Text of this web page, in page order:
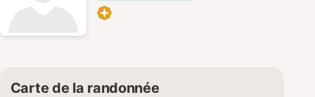
Carte de la randonnée